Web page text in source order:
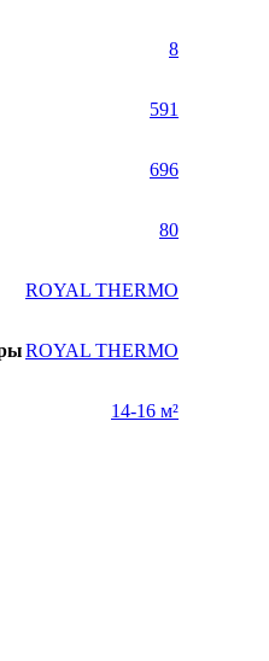
8
591
696
80
ROYAL THERMO
ROYAL THERMO
14-16 м²